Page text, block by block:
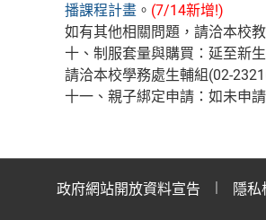
播課程計畫。 (7/14新增!)
如有其他相關問題，請洽本校
十、制服套量與購買：延至新
請洽本校學務處生輔組(02-
十一、親子綁定申請：如未申
政府網站開放資料宣告 隱